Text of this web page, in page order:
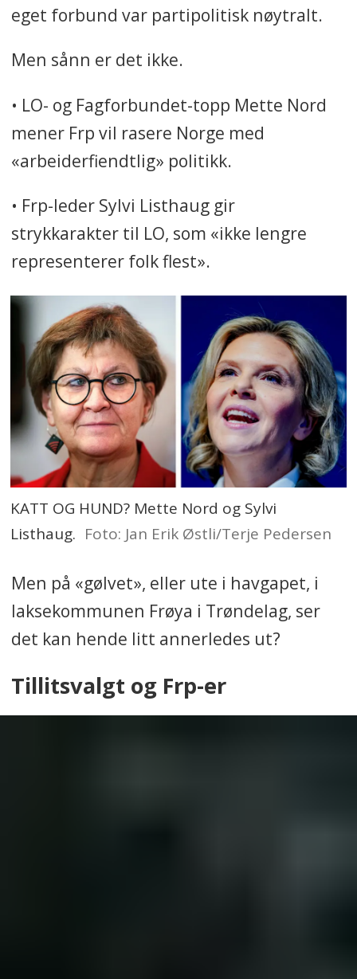
eget forbund var partipolitisk nøytralt.
Men sånn er det ikke.
• LO- og Fagforbundet-topp Mette Nord
mener Frp vil rasere Norge med
«arbeiderfiendtlig» politikk.
• Frp-leder Sylvi Listhaug gir
strykkarakter til LO, som «ikke lengre
representerer folk flest».
KATT OG HUND? Mette Nord og Sylvi
Listhaug. Foto: Jan Erik Østli/Terje Pedersen
Men på «gølvet», eller ute i havgapet, i
laksekommunen Frøya i Trøndelag, ser
det kan hende litt annerledes ut?
Tillitsvalgt og Frp-er